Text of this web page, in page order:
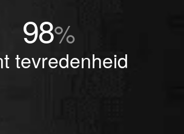
98%
tevredenheid